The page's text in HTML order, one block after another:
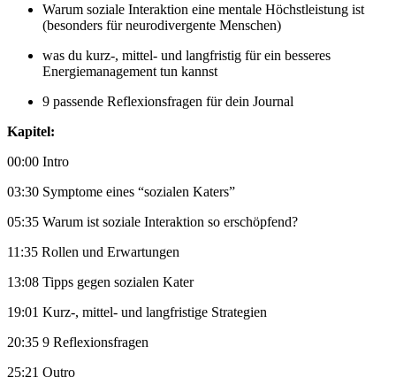
Warum soziale Interaktion eine mentale Höchstleistung ist
(besonders für neurodivergente Menschen)
was du kurz-, mittel- und langfristig für ein besseres
Energiemanagement tun kannst
9 passende Reflexionsfragen für dein Journal
Kapitel:
00:00 Intro
03:30 Symptome eines “sozialen Katers”
05:35 Warum ist soziale Interaktion so erschöpfend?
11:35 Rollen und Erwartungen
13:08 Tipps gegen sozialen Kater
19:01 Kurz-, mittel- und langfristige Strategien
20:35 9 Reflexionsfragen
25:21 Outro